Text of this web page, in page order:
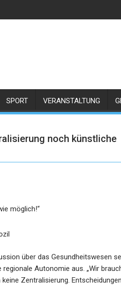
SPORT VERANSTALTUNG
noch künstliche
möglich!“
über das Gesundheitswesen
Autonomie aus. „Wir
Zentralisierung.